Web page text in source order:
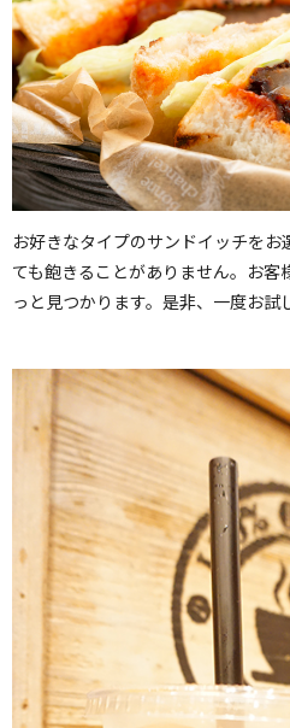
お好きなタイプのサンドイッチを
ても飽きることがありません。お客
っと見つかります。是非、一度お試